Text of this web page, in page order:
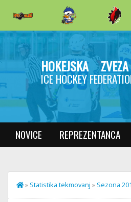
HOKEJSKA
ICE HOCKEY
NOVICE REPREZENTANCA
» Statistika tekmovanj » Sezona